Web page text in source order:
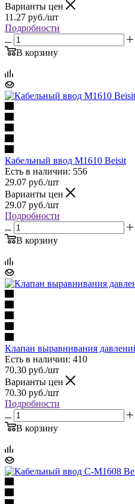
Варианты цен
11.27 руб./шт
Подробности
В корзину
Кабельный ввод M1610 Beisit
Есть в наличии: 556
29.07 руб./шт
Варианты цен
29.07 руб./шт
Подробности
В корзину
Клапан выравнивания
Есть в наличии: 410
70.30 руб./шт
Варианты цен
70.30 руб./шт
Подробности
В корзину